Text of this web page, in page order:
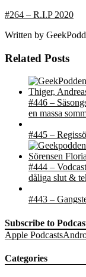
#264 – R.I.P 2020
Written by
Related Posts
#446 –
en massa
#445 –
#444 –
dåliga slut &
#443 –
Subscribe to
Apple Podcasts
Categories